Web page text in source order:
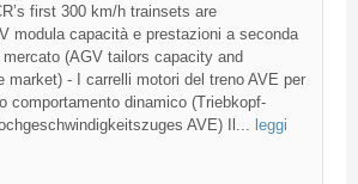
first 300 km/h trainsets are
modula capacità e prestazioni a seconda
(AGV tailors capacity and
market) - I carrelli motori del treno AVE per
comportamento dinamico (Triebkopf-
AVE) Il...
leggi